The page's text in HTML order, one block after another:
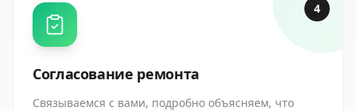
4
Согласование ремонта
Связываемся с вами, подробно объясняем, что